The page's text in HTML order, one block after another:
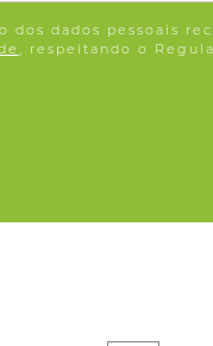
dos dados pessoais
, respeitando o